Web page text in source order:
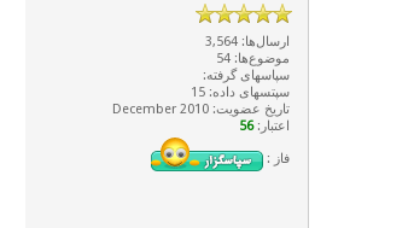
ارسال‌ها: 3,564
موضوع‌ها: 54
سپاسهای گرفته:
سپتسهای داده: 15
تاریخ عضویت: December 2010
اعتبار:56
فاز :